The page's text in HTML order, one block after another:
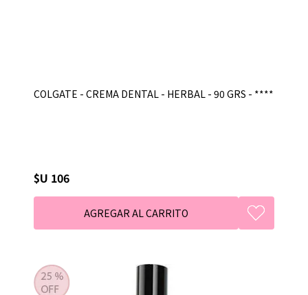
COLGATE - CREMA DENTAL - HERBAL - 90 GRS - ****
$U 106